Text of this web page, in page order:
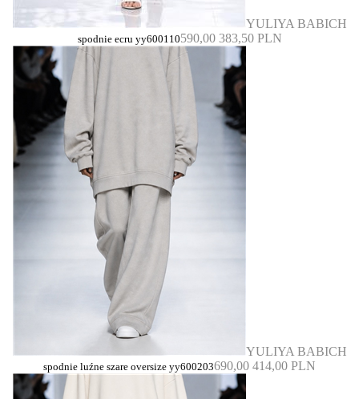
YULIYA BABICH
spodnie ecru yy600110590,00 383,50 PLN
YULIYA BABICH
spodnie luźne szare oversize yy600203690,00 414,00 PLN